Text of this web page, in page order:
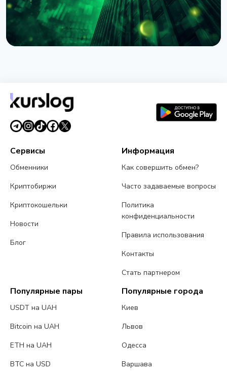
JPMorgan
5 мин чтения
Сервисы
Обменники
Криптобиржи
Криптокошельки
Новости
Блог
Информация
Как совершить обмен?
Часто задаваемые вопросы
Политика
конфиденциальности
Правила использования
Контакты
Стать партнером
Популярные пары
USDT на UAH
Bitcoin на UAH
ETH на UAH
BTC на USD
Популярные города
Киев
Львов
Одесса
Варшава